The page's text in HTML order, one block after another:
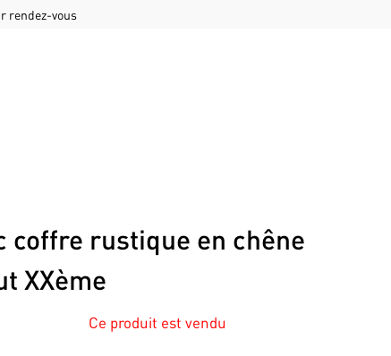
rendez-vous
coffre rustique en chêne
XXème
Ce produit est vendu